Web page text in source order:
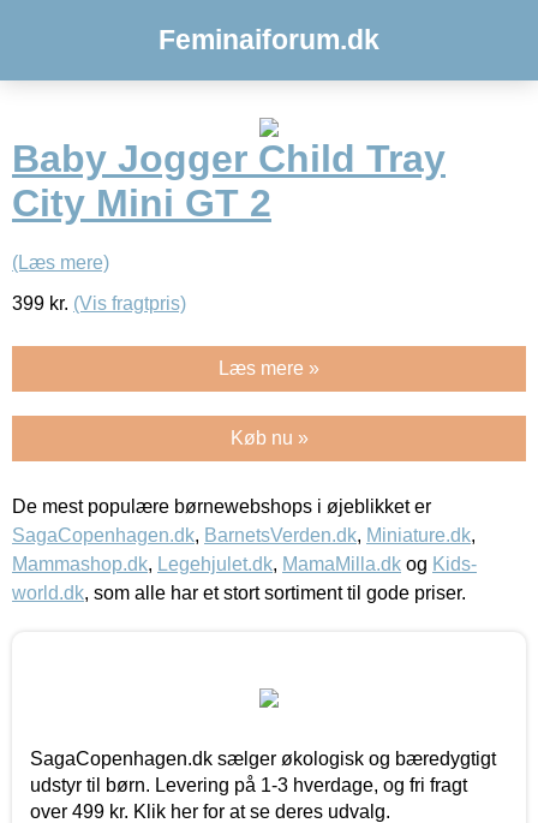
Feminaiforum.dk
Baby Jogger Child Tray
City Mini GT 2
(Læs mere)
399 kr. (Vis fragtpris)
Læs mere »
Køb nu »
De mest populære børnewebshops i øjeblikket er
SagaCopenhagen.dk, BarnetsVerden.dk, Miniature.dk,
Mammashop.dk, Legehjulet.dk, MamaMilla.dk og Kids-
world.dk, som alle har et stort sortiment til gode priser.
SagaCopenhagen.dk sælger økologisk og bæredygtigt
udstyr til børn. Levering på 1-3 hverdage, og fri fragt
over 499 kr. Klik her for at se deres udvalg.